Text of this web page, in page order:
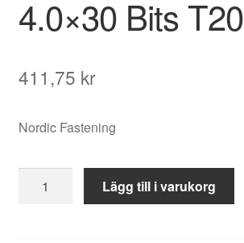
4.0×30 Bits T20
411,75 kr
Nordic Fastening
Spax
Lägg till i varukorg